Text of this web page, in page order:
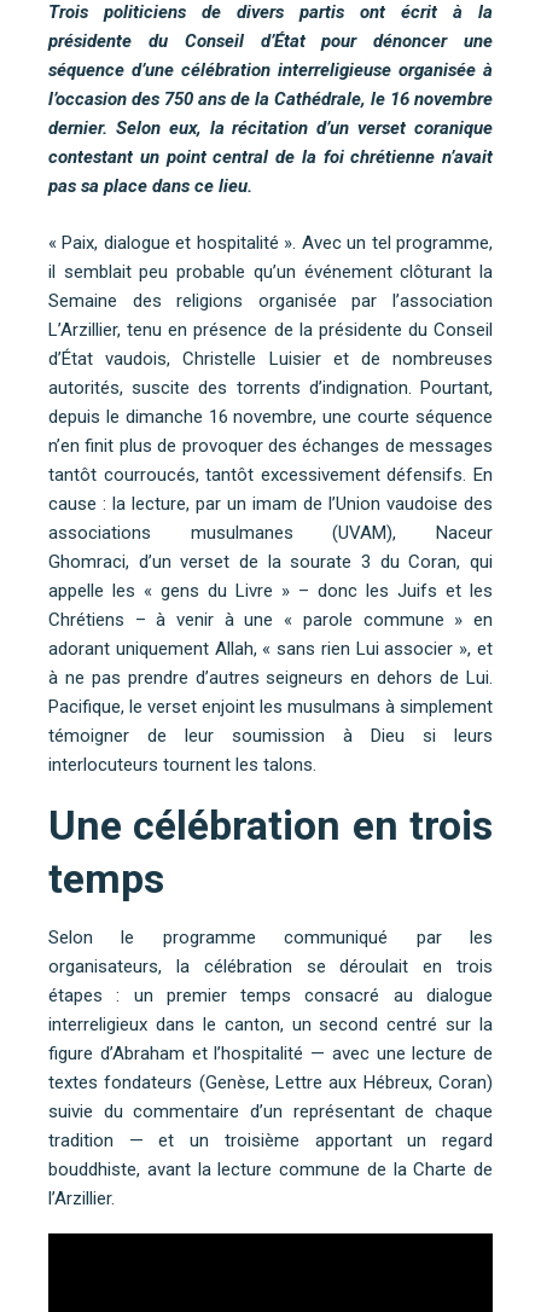
Trois politiciens de divers partis ont écrit à la
présidente du Conseil d’État pour dénoncer une
séquence d’une célébration interreligieuse organisée à
l’occasion des 750 ans de la Cathédrale, le 16 novembre
dernier. Selon eux, la récitation d’un verset coranique
contestant un point central de la foi chrétienne n’avait
pas sa place dans ce lieu.
« Paix, dialogue et hospitalité ». Avec un tel programme,
il semblait peu probable qu’un événement clôturant la
Semaine des religions organisée par l’association
L’Arzillier, tenu en présence de la présidente du Conseil
d’État vaudois, Christelle Luisier et de nombreuses
autorités, suscite des torrents d’indignation. Pourtant,
depuis le dimanche 16 novembre, une courte séquence
n’en finit plus de provoquer des échanges de messages
tantôt courroucés, tantôt excessivement défensifs. En
cause : la lecture, par un imam de l’Union vaudoise des
associations musulmanes (UVAM), Naceur
Ghomraci, d’un verset de la sourate 3 du Coran, qui
appelle les « gens du Livre » – donc les Juifs et les
Chrétiens – à venir à une « parole commune » en
adorant uniquement Allah, « sans rien Lui associer », et
à ne pas prendre d’autres seigneurs en dehors de Lui.
Pacifique, le verset enjoint les musulmans à simplement
témoigner de leur soumission à Dieu si leurs
interlocuteurs tournent les talons.
Une célébration en trois
temps
Selon le programme communiqué par les
organisateurs, la célébration se déroulait en trois
étapes : un premier temps consacré au dialogue
interreligieux dans le canton, un second centré sur la
figure d’Abraham et l’hospitalité — avec une lecture de
textes fondateurs (Genèse, Lettre aux Hébreux, Coran)
suivie du commentaire d’un représentant de chaque
tradition — et un troisième apportant un regard
bouddhiste, avant la lecture commune de la Charte de
l’Arzillier.